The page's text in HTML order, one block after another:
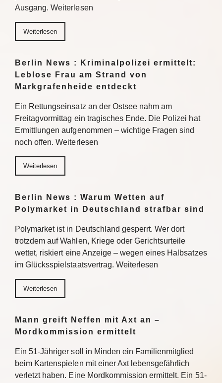
Ausgang. Weiterlesen
Weiterlesen
Berlin News : Kriminalpolizei ermittelt:
Leblose Frau am Strand von
Markgrafenheide entdeckt
Ein Rettungseinsatz an der Ostsee nahm am
Freitagvormittag ein tragisches Ende. Die Polizei hat
Ermittlungen aufgenommen – wichtige Fragen sind
noch offen. Weiterlesen
Weiterlesen
Berlin News : Warum Wetten auf
Polymarket in Deutschland strafbar sind
Polymarket ist in Deutschland gesperrt. Wer dort
trotzdem auf Wahlen, Kriege oder Gerichtsurteile
wettet, riskiert eine Anzeige – wegen eines Halbsatzes
im Glücksspielstaatsvertrag. Weiterlesen
Weiterlesen
Mann greift Neffen mit Axt an –
Mordkommission ermittelt
Ein 51-Jähriger soll in Minden ein Familienmitglied
beim Kartenspielen mit einer Axt lebensgefährlich
verletzt haben. Eine Mordkommission ermittelt. Ein 51-